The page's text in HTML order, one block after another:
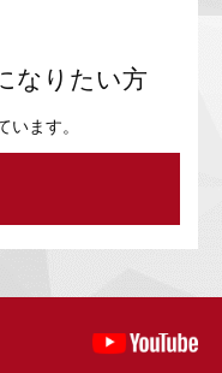
なりたい方
ます。